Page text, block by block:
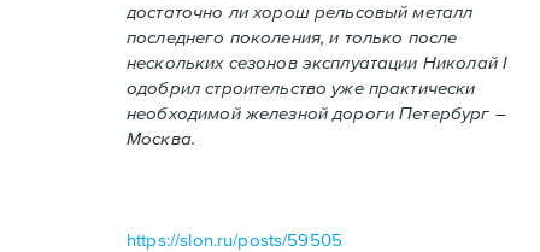
достаточно ли хорош рельсовый металл
последнего поколения, и только после
нескольких сезонов эксплуатации Николай I
одобрил строительство уже практически
необходимой железной дороги Петербург –
Москва.
https://slon.ru/posts/59505